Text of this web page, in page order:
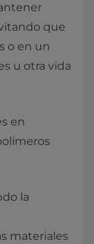
que
o en un
u otra vida
en
la
materiales